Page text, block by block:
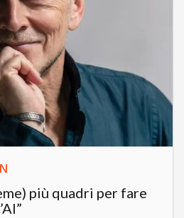
più quadri per fare